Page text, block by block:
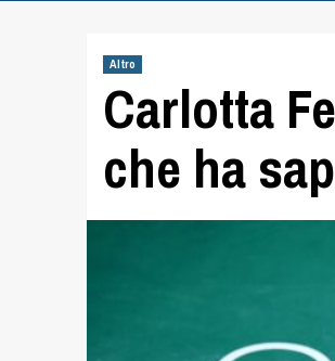
Altro
Carlotta
che ha